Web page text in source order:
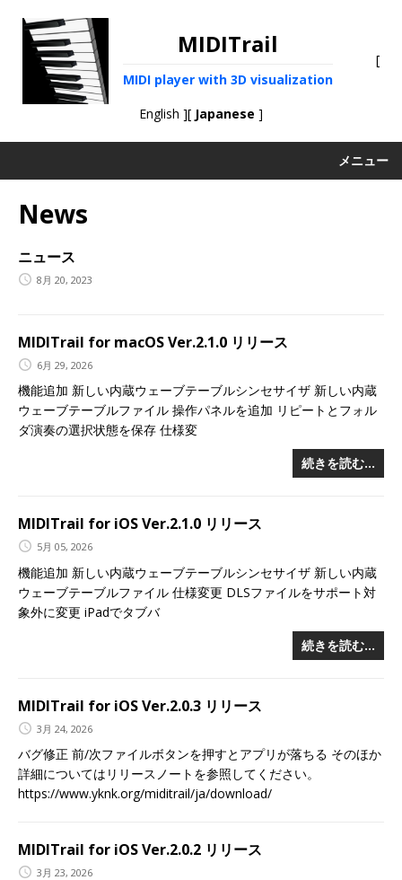
MIDITrail
MIDI player with 3D visualization
[
English ][ Japanese ]
メニュー
News
ニュース
8月 20, 2023
MIDITrail for macOS Ver.2.1.0 リリース
6月 29, 2026
機能追加 新しい内蔵ウェーブテーブルシンセサイザ 新しい内蔵
ウェーブテーブルファイル 操作パネルを追加 リピートとフォル
ダ演奏の選択状態を保存 仕様変
続きを読む…
MIDITrail for iOS Ver.2.1.0 リリース
5月 05, 2026
機能追加 新しい内蔵ウェーブテーブルシンセサイザ 新しい内蔵
ウェーブテーブルファイル 仕様変更 DLSファイルをサポート対
象外に変更 iPadでタブバ
続きを読む…
MIDITrail for iOS Ver.2.0.3 リリース
3月 24, 2026
バグ修正 前/次ファイルボタンを押すとアプリが落ちる そのほか
詳細についてはリリースノートを参照してください。
https://www.yknk.org/miditrail/ja/download/
MIDITrail for iOS Ver.2.0.2 リリース
3月 23, 2026